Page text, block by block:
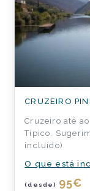
CRUZEIRO
Cruzeiro até
Típico.
incluído)
O que está
(desde) 95€